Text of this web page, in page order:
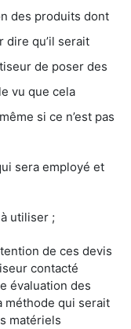
des produits dont
dire qu’il serait
de poser des
vu que cela
si ce n’est pas
sera employé et
utiliser ;
de ces devis
contacté
évaluation des
méthode qui serait
matériels